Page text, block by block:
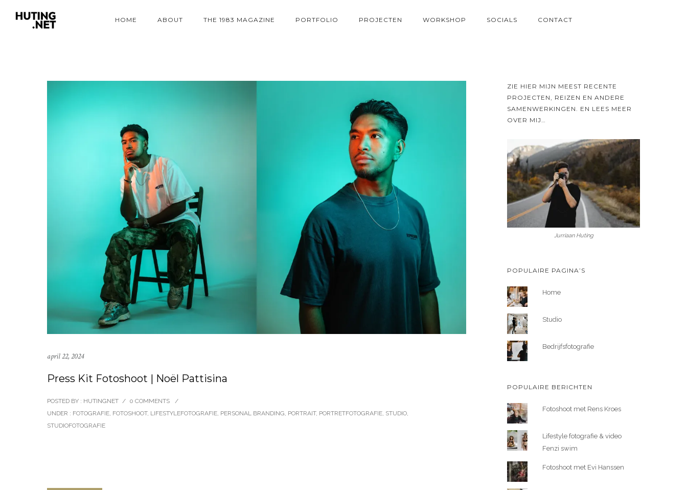
HOME ABOUT THE 1983 MAGAZINE PORTFOLIO PROJECTEN WORKSHOP SOCIALS CONTACT
april 22, 2024
Press Kit Fotoshoot | Noël Pattisina
POSTED BY : HUTINGNET / 0 COMMENTS
/
UNDER : FOTOGRAFIE, FOTOSHOOT, LIFESTYLEFOTOGRAFIE, PERSONAL BRANDING, PORTRAIT, PORTRETFOTOGRAFIE, STUDIO,
STUDIOFOTOGRAFIE
ZIE HIER MIJN MEEST RECENTE
PROJECTEN, REIZEN EN ANDERE
SAMENWERKINGEN. EN LEES MEER
OVER MIJ…
Jurriaan Huting
POPULAIRE PAGINA’S
Home
Studio
Bedrijfsfotografie
POPULAIRE BERICHTEN
Fotoshoot met Rens Kroes
Lifestyle fotografie & video
Fenzi swim
Fotoshoot met Evi Hanssen